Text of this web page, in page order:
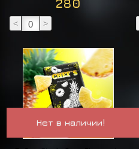
280
< >
Нет в наличии!